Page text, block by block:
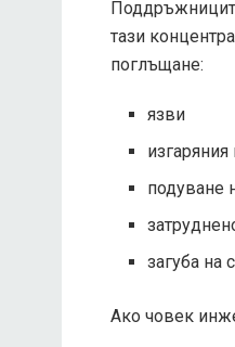
тази
поглъщане:
язви
подуване
загуба на
Ако човек